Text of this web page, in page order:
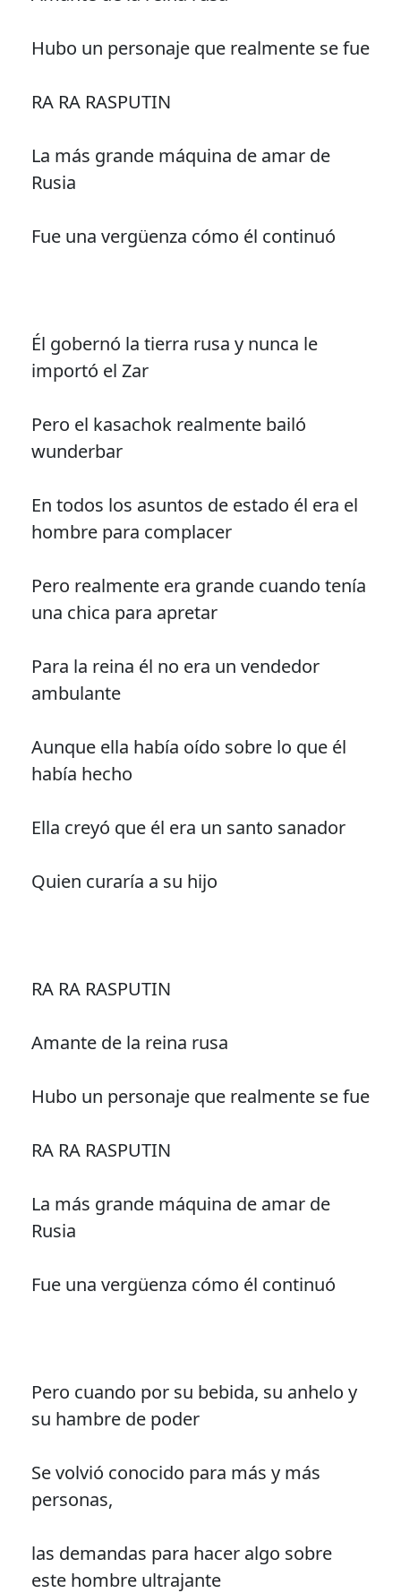
Hubo un personaje que realmente se fue
RA RA RASPUTIN
La más grande máquina de amar de
Rusia
Fue una vergüenza cómo él continuó
Él gobernó la tierra rusa y nunca le
importó el Zar
Pero el kasachok realmente bailó
wunderbar
En todos los asuntos de estado él era el
hombre para complacer
Pero realmente era grande cuando tenía
una chica para apretar
Para la reina él no era un vendedor
ambulante
Aunque ella había oído sobre lo que él
había hecho
Ella creyó que él era un santo sanador
Quien curaría a su hijo
RA RA RASPUTIN
Amante de la reina rusa
Hubo un personaje que realmente se fue
RA RA RASPUTIN
La más grande máquina de amar de
Rusia
Fue una vergüenza cómo él continuó
Pero cuando por su bebida, su anhelo y
su hambre de poder
Se volvió conocido para más y más
personas,
las demandas para hacer algo sobre
este hombre ultrajante